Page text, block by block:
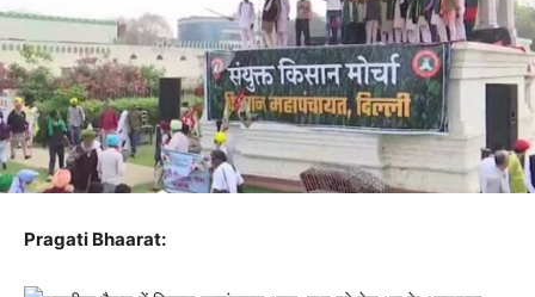
Pragati Bhaarat: